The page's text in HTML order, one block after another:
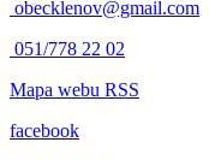
obecklenov@gmail.com
051/778 22 02
Mapa webu RSS
facebook